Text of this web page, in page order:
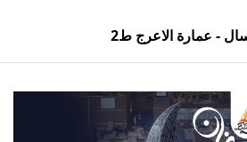
- عمارة الاعرج ط2